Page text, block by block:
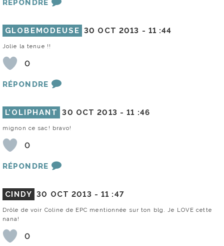
RÉPONDRE
GLOBEMODEUSE 30 OCT 2013 - 11 :44
Jolie la tenue !!
0
RÉPONDRE
L’OLIPHANT 30 OCT 2013 -11 :46
mignon ce sac! bravo!
0
RÉPONDRE
CINDY 30 OCT 2013 -11 :47
Drôle de voir Coline de EPC mentionnée sur ton blg. Je LOVE cette
nana!
0